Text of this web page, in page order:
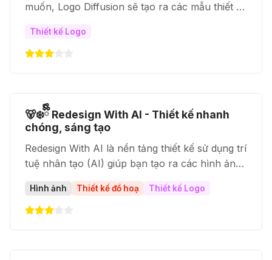
muốn, Logo Diffusion sẽ tạo ra các mẫu thiết kế
4 lựa chọn cho mỗi mô tả.
Thiết kế Logo
🐻‍❄️ྀིྀི Redesign With AI - Thiết kế nhanh
chóng, sáng tạo
Redesign With AI là nền tảng thiết kế sử dụng trí
tuệ nhân tạo (AI) giúp bạn tạo ra các hình ảnh
thiết kế chất lượng cao chỉ trong vài phút.
Hình ảnh Thiết kế đồ hoạ Thiết kế Logo